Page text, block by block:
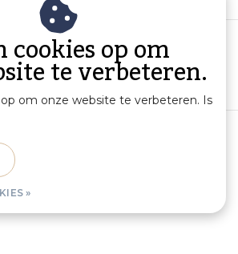
en aansprakelijkheid
Sitemap
op om
te verbeteren.
om onze website te verbeteren. Is
»